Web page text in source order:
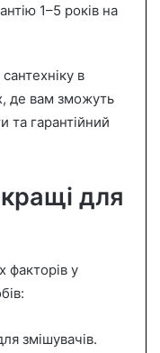
1–5 років на
в
де вам зможуть
та гарантійний
для
факторів у
змішувачів.